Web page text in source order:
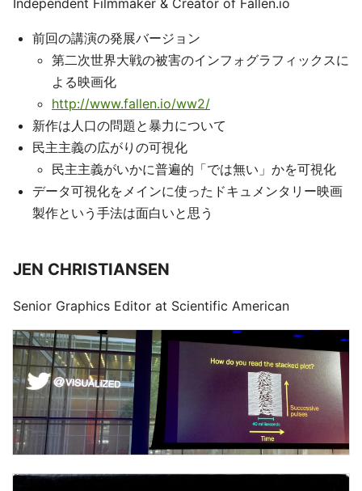
前回の講演の発展バージョン
第二次世界大戦の被害のインフォグラフィックスに
よる映画化
http://www.fallen.io/ww2/
新作は人口の問題と暴力について
民主主義の広がりの可視化
民主主義がいかに普遍的「では無い」かを可視化
データ可視化をメインに使ったドキュメンタリー映画
製作という手法は面白いと思う
JEN CHRISTIANSEN
Senior Graphics Editor at Scientific American